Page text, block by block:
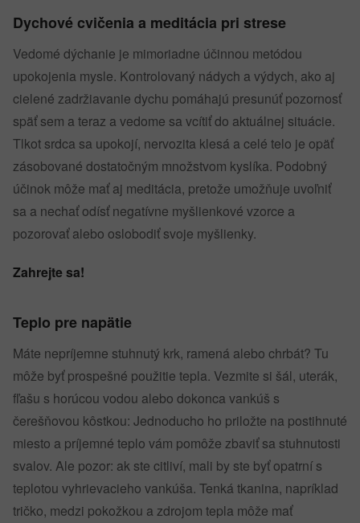
Dychové cvičenia a meditácia pri strese
Vedomé dýchanie je mimoriadne účinnou metódou
upokojenia mysle. Kontrolovaný nádych a výdych, ako aj
cielené zadržiavanie dychu pomáhajú presunúť pozornosť
späť sem a teraz a vedome sa vcítiť do aktuálnej situácie.
Tlkot srdca sa upokojí, nervozita klesá a celé telo je opäť
zásobované dostatočným množstvom kyslíka. Podobný
účinok môže mať aj meditácia, pretože umožňuje uvoľniť
sa a nechať odísť negatívne myšlienkové vzorce a
pozorovať alebo oslobodiť svoje myšlienky.
Zahrejte sa!
Teplo pre napätie
Máte nepríjemne stuhnutý krk, ramená alebo chrbát? Tu
môže byť prospešné použitie tepla. Vezmite si šál, uterák,
fľašu s horúcou vodou alebo dokonca vankúš s
čerešňovou kôstkou: Jednoducho ho priložte na postihnuté
miesto a príjemné teplo vám pomôže zbaviť sa stuhnutosti
svalov. Ale pozor: ak ste citliví, mali by ste byť opatrní s
teplotou vyhrievacieho vankúša. Tenká tkanina, napríklad
tričko, medzi pokožkou a zdrojom tepla môže mať